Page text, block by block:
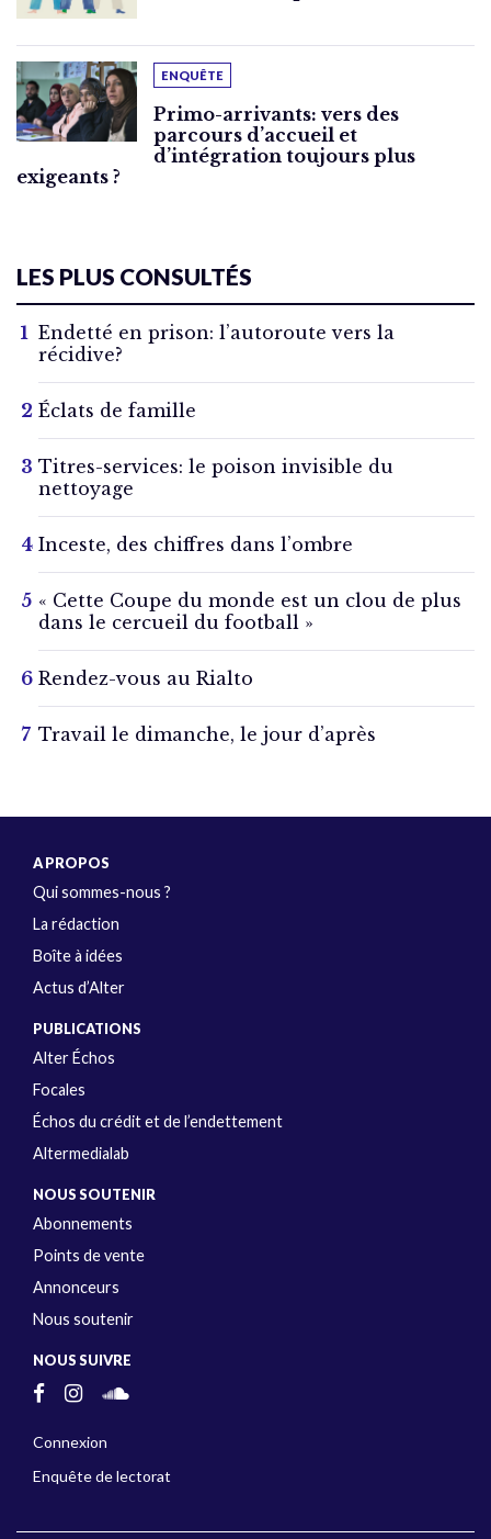
ENQUÊTE
Primo-arrivants: vers des
parcours d’accueil et
d’intégration toujours plus
exigeants ?
LES PLUS CONSULTÉS
Endetté en prison: l’autoroute vers la
récidive?
Éclats de famille
Titres-services: le poison invisible du
nettoyage
Inceste, des chiffres dans l’ombre
« Cette Coupe du monde est un clou de plus
dans le cercueil du football »
Rendez-vous au Rialto
Travail le dimanche, le jour d’après
A PROPOS
Qui sommes-nous ?
La rédaction
Boîte à idées
Actus d’Alter
PUBLICATIONS
Alter Échos
Focales
Échos du crédit et de l’endettement
Altermedialab
NOUS SOUTENIR
Abonnements
Points de vente
Annonceurs
Nous soutenir
NOUS SUIVRE
Connexion
Enquête de lectorat